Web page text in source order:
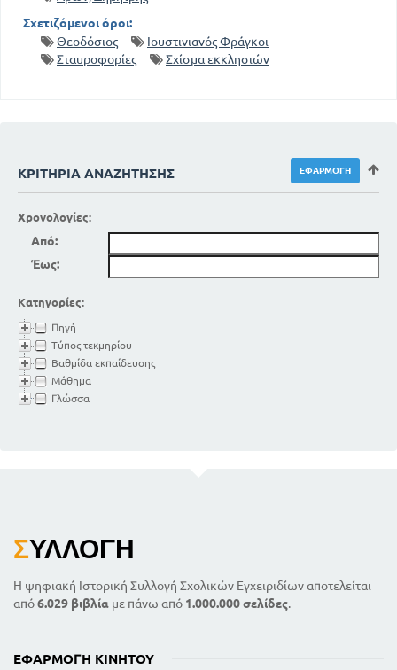
Σχετιζόμενοι όροι:
Θεοδόσιος
Ιουστινιανός Φράγκοι
Σταυροφορίες
Σχίσμα εκκλησιών
ΚΡΙΤΉΡΙΑ ΑΝΑΖΉΤΗΣΗΣ
Χρονολογίες:
Από:
Έως:
Κατηγορίες:
Πηγή
Τύπος τεκμηρίου
Βαθμίδα εκπαίδευσης
Μάθημα
Γλώσσα
ΣΥΛΛΟΓΉ
Η ψηφιακή Ιστορική Συλλογή Σχολικών Εγχειριδίων αποτελείται
από6.029 βιβλία με πάνω από 1.000.000 σελίδες.
ΕΦΑΡΜΟΓΉ ΚΙΝΗΤΟΎ